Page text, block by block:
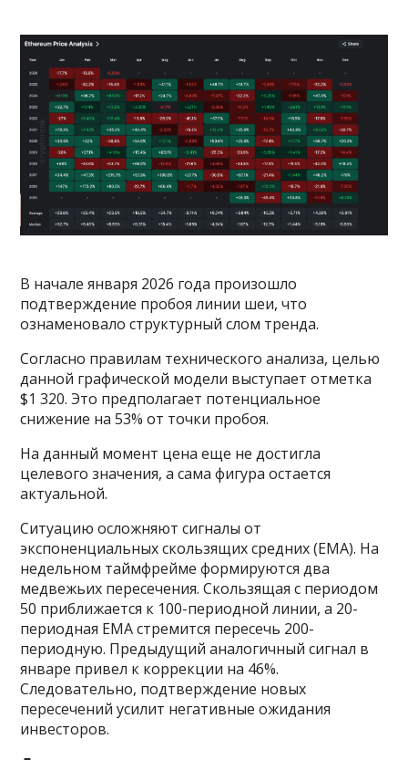
В начале января 2026 года произошло
подтверждение пробоя линии шеи, что
ознаменовало структурный слом тренда.
Согласно правилам технического анализа, целью
данной графической модели выступает отметка
$1 320. Это предполагает потенциальное
снижение на 53% от точки пробоя.
На данный момент цена еще не достигла
целевого значения, а сама фигура остается
актуальной.
Ситуацию осложняют сигналы от
экспоненциальных скользящих средних (EMA). На
недельном таймфрейме формируются два
медвежьих пересечения. Скользящая с периодом
50 приближается к 100-периодной линии, а 20-
периодная EMA стремится пересечь 200-
периодную. Предыдущий аналогичный сигнал в
январе привел к коррекции на 46%.
Следовательно, подтверждение новых
пересечений усилит негативные ожидания
инвесторов.